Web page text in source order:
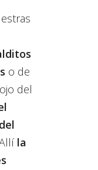
o de
del
la